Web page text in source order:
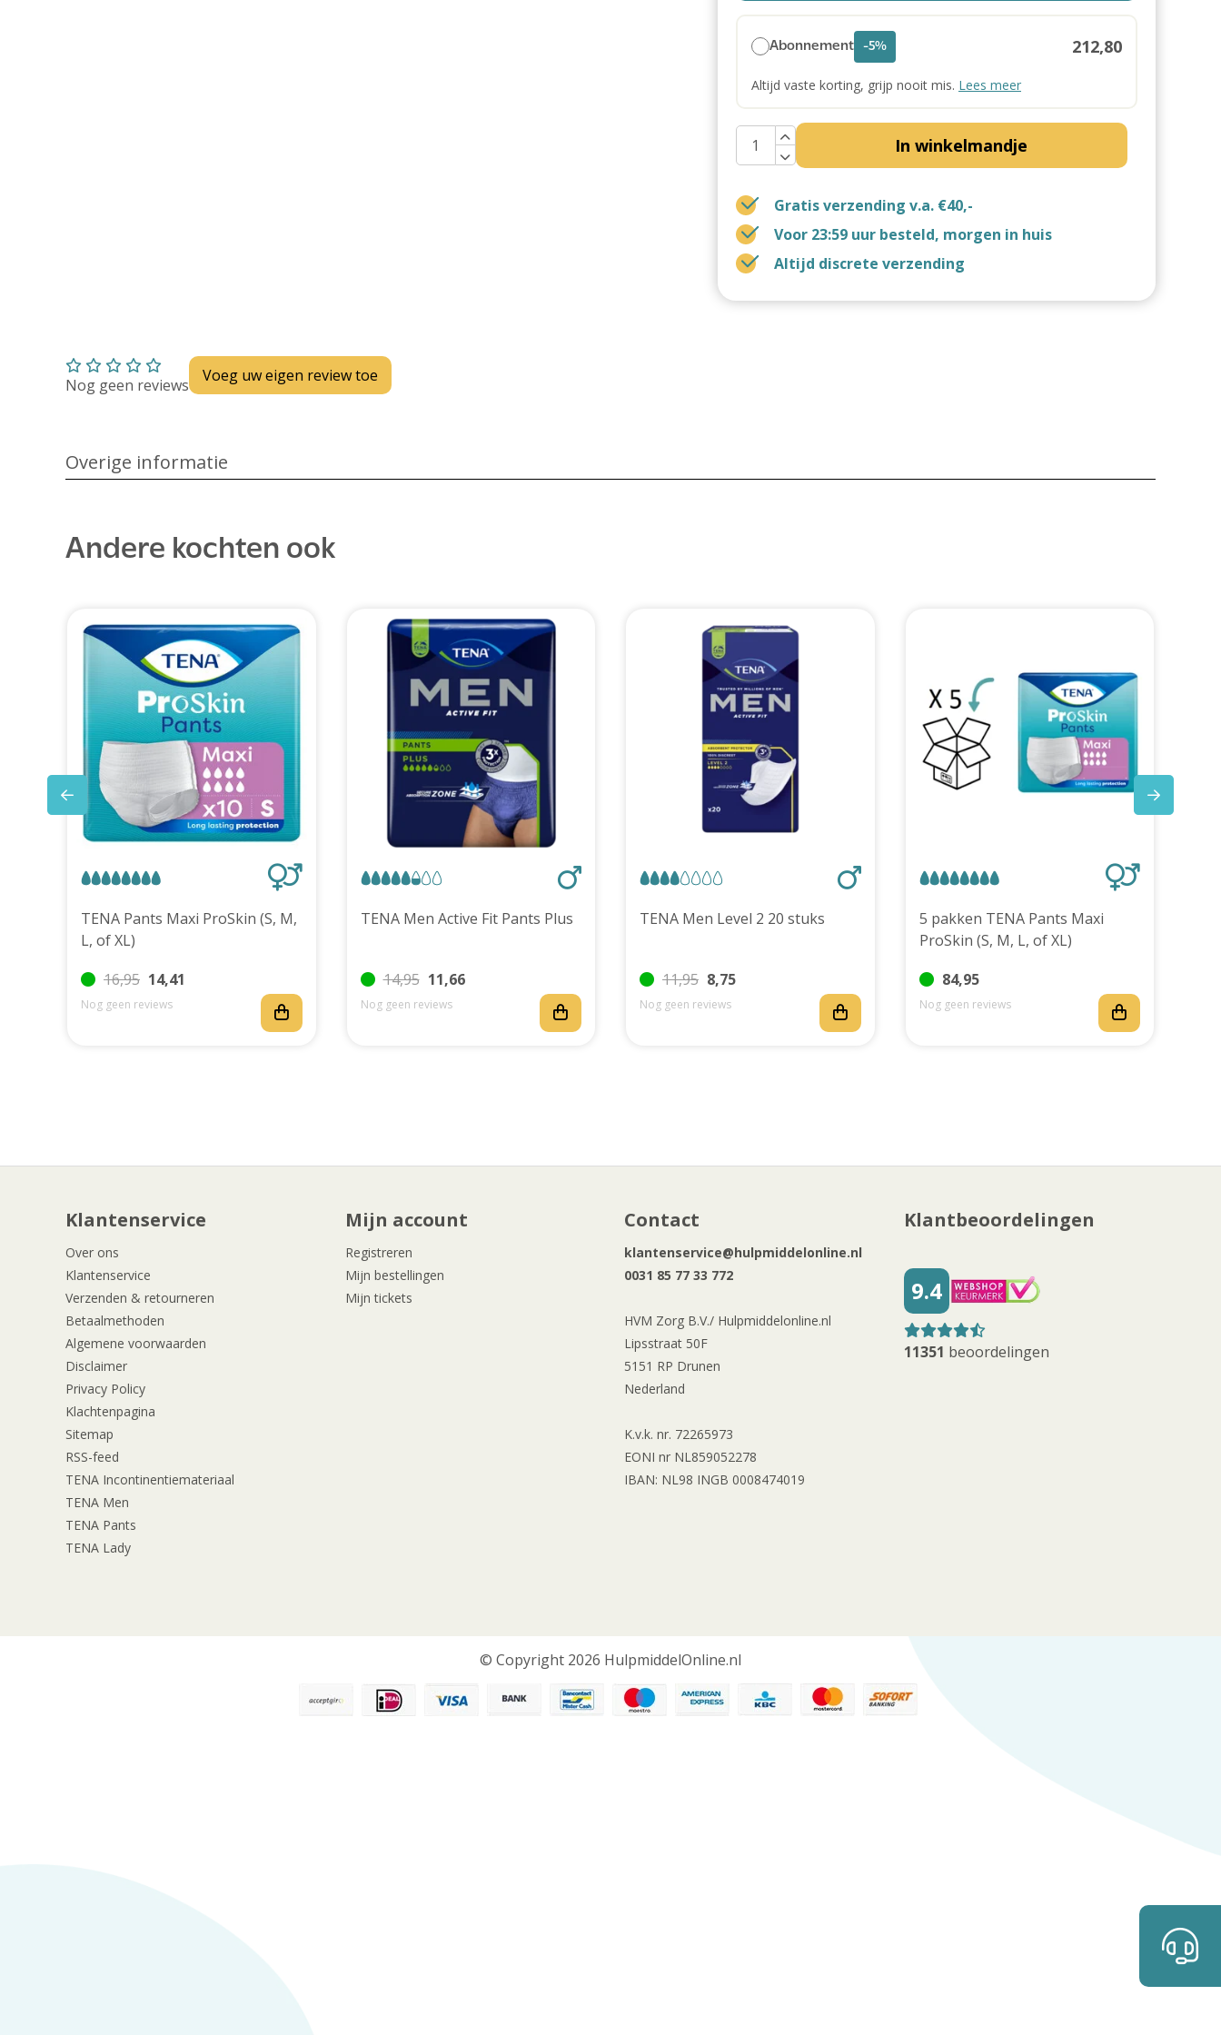
Abonnement -5% 212,80
Altijd vaste korting, grijp nooit mis. Lees meer
In winkelmandje
Gratis verzending v.a. €40,-
Voor 23:59 uur besteld, morgen in huis
Altijd discrete verzending
Nog geen reviews Voeg uw eigen review toe
Overige informatie
Andere kochten ook
TENA Pants Maxi ProSkin (S, M,
L, of XL)
16,95 14,41
Nog geen reviews
TENA Men Active Fit Pants Plus
14,95 11,66
Nog geen reviews
TENA Men Level 2 20 stuks
11,95 8,75
Nog geen reviews
5 pakken TENA Pants Maxi
ProSkin (S, M, L, of XL)
84,95
Nog geen reviews
Klantenservice
Over ons
Klantenservice
Verzenden & retourneren
Betaalmethoden
Algemene voorwaarden
Disclaimer
Privacy Policy
Klachtenpagina
Sitemap
RSS-feed
TENA Incontinentiemateriaal
TENA Men
TENA Pants
TENA Lady
Mijn account
Registreren
Mijn bestellingen
Mijn tickets
Contact
klantenservice@hulpmiddelonline.nl
0031 85 77 33 772
HVM Zorg B.V./ Hulpmiddelonline.nl
Lipsstraat 50F
5151 RP Drunen
Nederland
K.v.k. nr. 72265973
EONI nr NL859052278
IBAN: NL98 INGB 0008474019
Klantbeoordelingen
9.4
11351 beoordelingen
© Copyright 2026 HulpmiddelOnline.nl